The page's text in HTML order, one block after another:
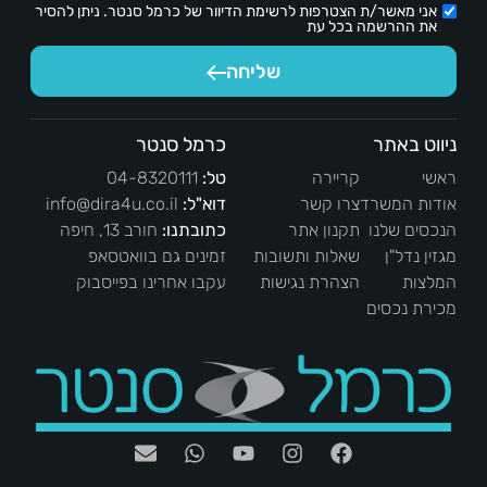
אני מאשר/ת הצטרפות לרשימת הדיוור של כרמל סנטר. ניתן להסיר
את ההרשמה בכל עת
שליחה
ניווט באתר
ראשי
אודות המשרד
הנכסים שלנו
מגזין נדל"ן
המלצות
מכירת נכסים
קריירה
צרו קשר
תקנון אתר
שאלות ותשובות
הצהרת נגישות
כרמל סנטר
טל: 04-8320111
דוא"ל: info@dira4u.co.il
כתובתנו: חורב 13, חיפה
זמינים גם בוואטסאפ
עקבו אחרינו בפייסבוק